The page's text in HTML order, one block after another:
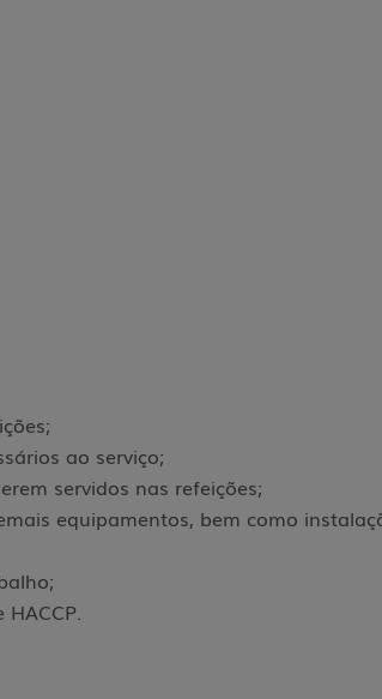
ao serviço;
servidos nas refeições;
equipamentos, bem como